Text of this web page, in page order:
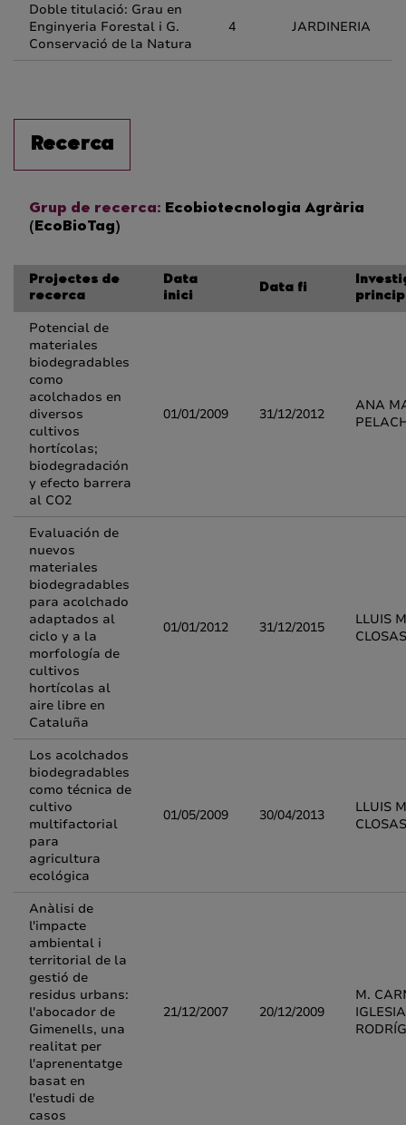
Doble titulació: Grau en
Enginyeria Forestal i G.
Conservació de la Natura
4 JARDINERIA
Recerca
Grup de recerca: Ecobiotecnologia Agrària
(EcoBioTag)
Projectes de
recerca
Data
inici
Data fi
Potencial de
materiales
biodegradables
como
acolchados en
diversos
cultivos
hortícolas;
biodegradación
y efecto barrera
al CO2
01/01/2009 31/12/2012
ANA
Evaluación de
nuevos
materiales
biodegradables
para acolchado
adaptados al
ciclo y a la
morfología de
cultivos
hortícolas al
aire libre en
Cataluña
01/01/2012 31/12/2015
LLUIS
CLOSAS
Los acolchados
biodegradables
como técnica de
cultivo
multifactorial
para
agricultura
ecológica
01/05/2009 30/04/2013
LLUIS
CLOSAS
Anàlisi de
l'impacte
ambiental i
territorial de la
gestió de
residus urbans:
l'abocador de
Gimenells, una
realitat per
l'aprenentatge
basat en
l'estudi de
casos
21/12/2007 20/12/2009
M.